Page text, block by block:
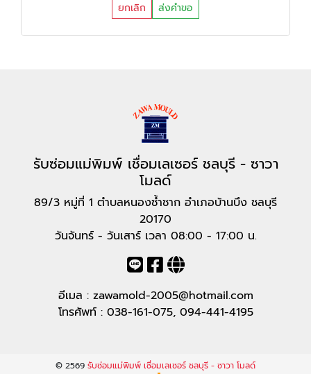
ยกเลิก ส่งคำขอ
รับซ่อมแม่พิมพ์ เชื่อมเลเซอร์ ชลบุรี - ซาวา
โมลด์
89/3 หมู่ที่ 1 ตำบลหนองซ้ำซาก อำเภอบ้านบึง ชลบุรี
20170
วันจันทร์ - วันเสาร์ เวลา 08:00 - 17:00 น.
อีเมล : zawamold-2005@hotmail.com
โทรศัพท์ : 038-161-075, 094-441-4195
© 2569 รับซ่อมแม่พิมพ์ เชื่อมเลเซอร์ ชลบุรี - ซาวา โมลด์